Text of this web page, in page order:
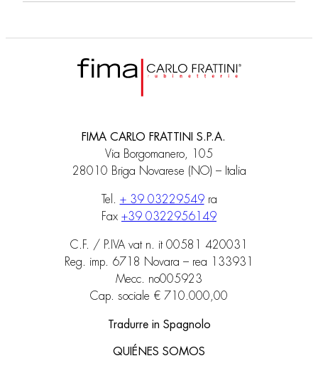
FIMA CARLO FRATTINI S.P.A.
Via Borgomanero, 105
28010 Briga Novarese (NO) – Italia
Tel. + 39 03229549ra
Fax +39 0322956149
C.F. / P.IVA vat n. it 00581 420031
Reg. imp. 6718 Novara – rea 133931
Mecc. no005923
Cap. sociale € 710.000,00
Tradurre in Spagnolo
QUIÉNES SOMOS